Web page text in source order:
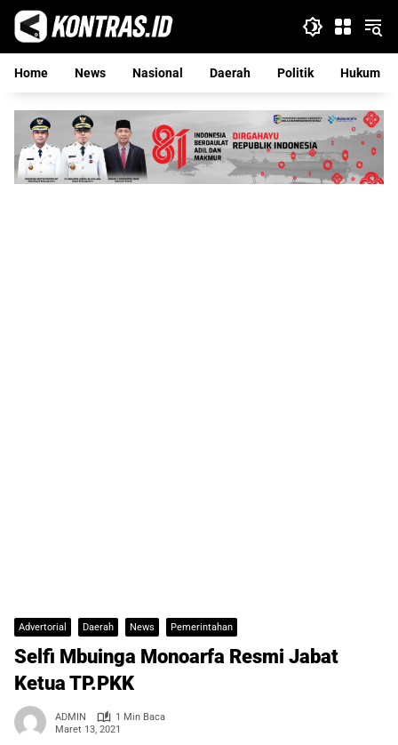
Langsung
konten
Home
News Nasional Daerah Politik Hukum
Advertorial Daerah News Pemerintahan
Selfi Mbuinga Monoarfa Resmi Jabat
Ketua TP.PKK
ADMIN
1 Min Baca
Maret 13, 2021